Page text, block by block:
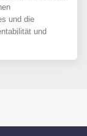
und die
und